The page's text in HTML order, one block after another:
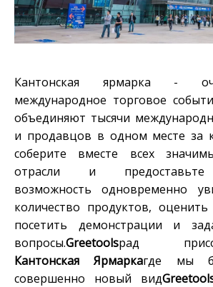
Кантонская ярмарка -
международное торговое
объединяют тысячи
и продавцов в одном месте за
соберите вместе всех
отрасли и предоставьте
возможность одновременно
количество продуктов,
посетить демонстрации и
вопросы.Greetoolsрад
Кантонская Ярмаркагде мы
совершенно новый вид